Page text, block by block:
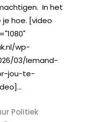
In het
je hoe. [video
wp-
03/Iemand-
jou-te-
Politiek